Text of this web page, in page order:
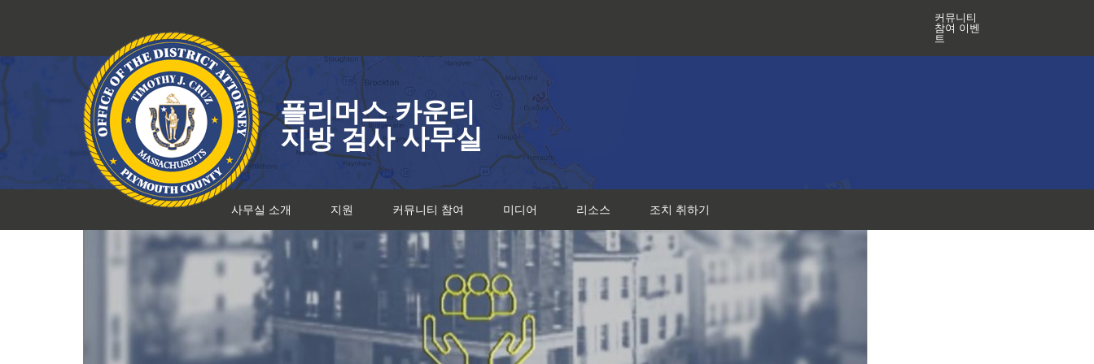
로
건
뛰
기
커뮤니티
참여 이벤
트
플리머스 카운티
지방 검사 사무실
사무실 소개 지원 커뮤니티 참여 미디어 리소스 조치 취하기